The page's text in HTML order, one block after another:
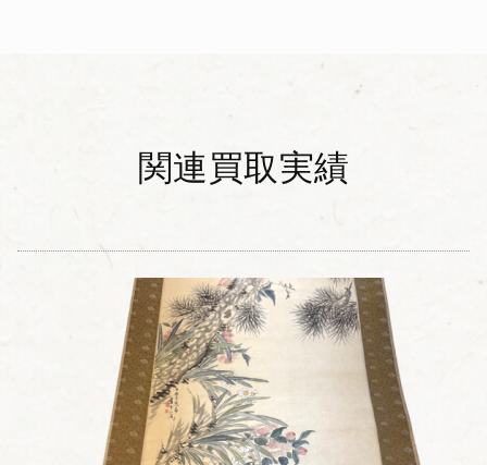
関連買取実績